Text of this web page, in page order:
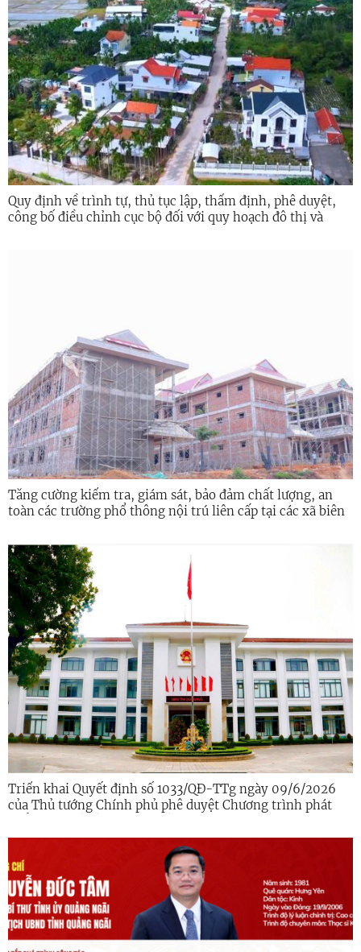
Quy định về trình tự, thủ tục lập, thẩm định, phê duyệt,
công bố điều chỉnh cục bộ đối với quy hoạch đô thị và
Tăng cường kiểm tra, giám sát, bảo đảm chất lượng, an
toàn các trường phổ thông nội trú liên cấp tại các xã biên
Triển khai Quyết định số 1033/QĐ-TTg ngày 09/6/2026
của Thủ tướng Chính phủ phê duyệt Chương trình phát
địa bàn tỉnh Quảng Ngãi